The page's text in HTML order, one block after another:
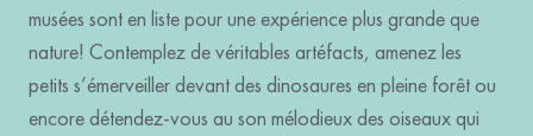
musées sont en liste pour une expérience plus grande que
nature! Contemplez de véritables artéfacts, amenez les
petits s’émerveiller devant des dinosaures en pleine forêt ou
encore détendez-vous au son mélodieux des oiseaux qui